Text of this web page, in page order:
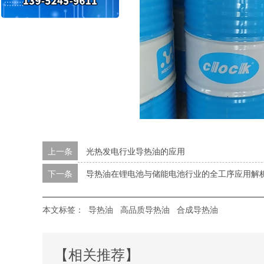
上一条
光热发电行业导热油的应用
下一条
导热油在锂电池与储能电池行业的全工序应用解
本文标签： 导热油 高品质导热油 合成导热油
【相关推荐】